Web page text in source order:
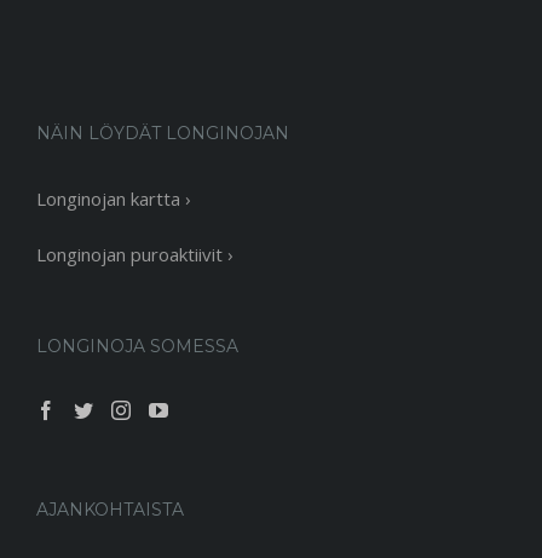
NÄIN LÖYDÄT LONGINOJAN
Longinojan kartta ›
Longinojan puroaktiivit ›
LONGINOJA SOMESSA
AJANKOHTAISTA